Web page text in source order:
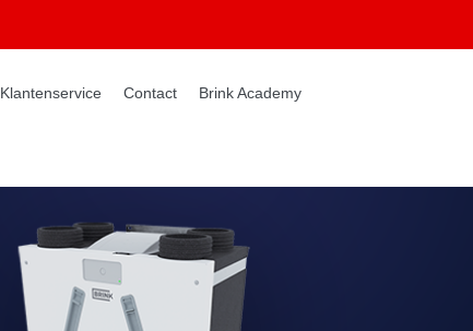
Klantenservice Contact Brink Academy